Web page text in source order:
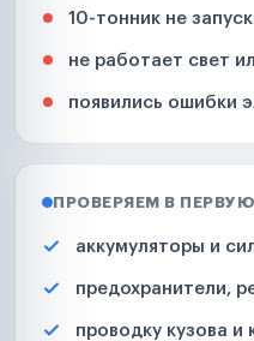
10-тонник не
не работает свет
появились ошибки
ПРОВЕРЯЕМ В
аккумуляторы и
предохранители,
проводку кузова и